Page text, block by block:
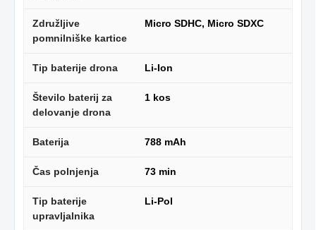
Združljive
pomnilniške kartice
Micro SDHC, Micro SDXC
Tip baterije drona Li-Ion
Število baterij za
delovanje drona
1 kos
Baterija 788 mAh
Čas polnjenja 73 min
Tip baterije
upravljalnika
Li-Pol